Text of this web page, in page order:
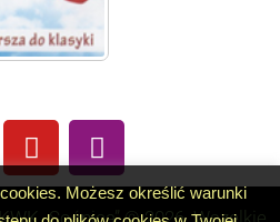
„Sośnica” © 2026. Wszelkie
Możesz określić warunki